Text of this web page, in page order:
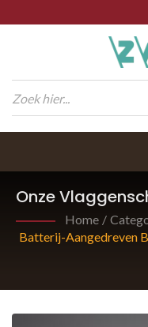
Onze
Aangedreven
Kunststof En
Home /
Batterij-Aangedreven